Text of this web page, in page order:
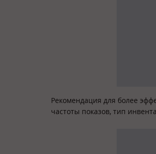
Рекомендация для более
частоты показов, тип